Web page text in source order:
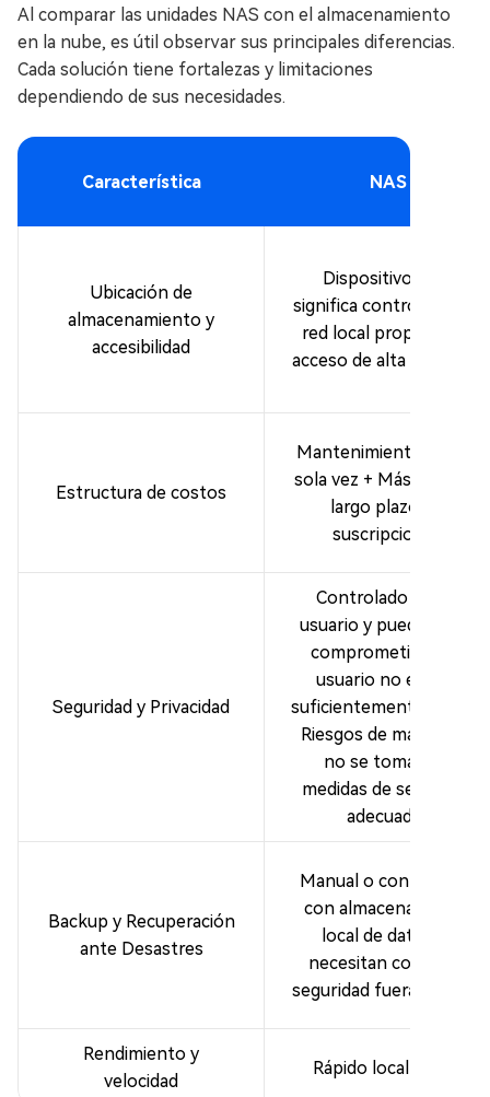
Al comparar las unidades NAS con el almacenamiento
en la nube, es útil observar sus principales diferencias.
Cada solución tiene fortalezas y limitaciones
dependiendo de sus necesidades.
Característica NAS
Ubicación de
almacenamiento y
accesibilidad
Dispositivo local
significa control localLa
red local proporciona
acceso de alta velocidad
Estructura de costos
Mantenimiento de una
sola vez + Más barato a
largo plazo sin
suscripciones
Seguridad y Privacidad
Controlado por el
usuario y puede verse
comprometido si el
usuario no está lo
suficientemente seguro
Riesgos de malware si
no se toman las
medidas de seguridad
adecuadas
Backup y Recuperación
ante Desastres
Manual o configurado
con almacenamiento
local de datosSe
necesitan copias de
seguridad fuera del sitio
Rendimiento y
velocidad
Rápido localmente